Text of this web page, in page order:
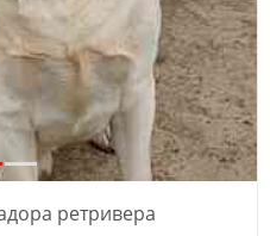
ретривера